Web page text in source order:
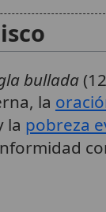
bullada
la
la pobreza